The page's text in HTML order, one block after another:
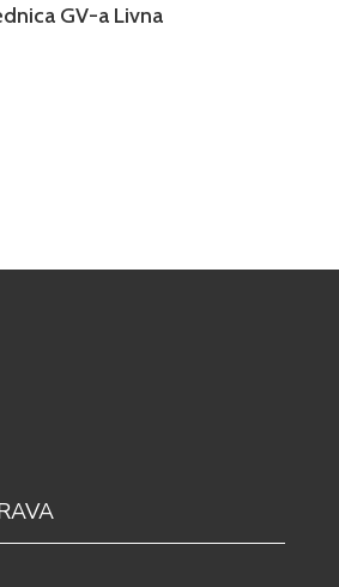
GV-a Livna